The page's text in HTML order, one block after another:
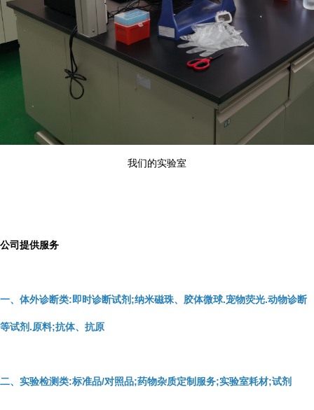
我们的实验室
公司提供服务
一、体外诊断类:即时诊断试剂;纳米磁珠、胶体微球.宠物荧光.动物诊断
等试剂.原料;抗体、抗原
二、实验检测类:标准品/对照品;药物杂质定制服务;实验室耗材;试剂